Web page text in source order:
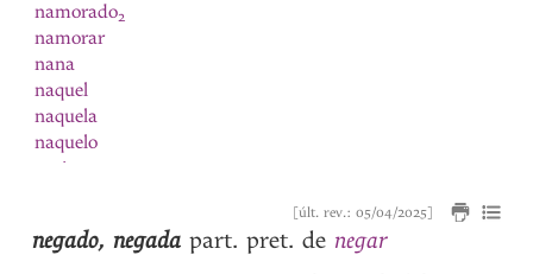
namorado2
namorar
nana
naquel
naquela
naquelo
narizes
natura
[últ. rev.: 05/04/2025]
negado,negada part. pret. de negar